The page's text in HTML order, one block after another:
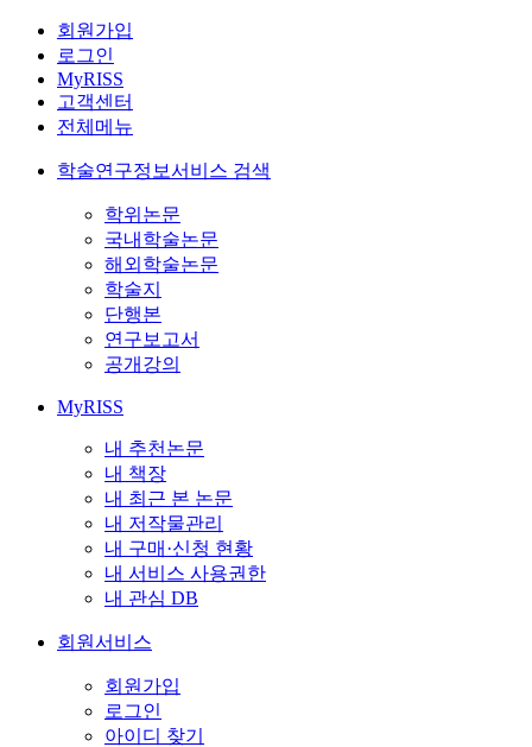
회원가입
로그인
MyRISS
고객센터
전체메뉴
학술연구정보서비스 검색
학위논문
국내학술논문
해외학술논문
학술지
단행본
연구보고서
공개강의
MyRISS
내 추천논문
내 책장
내 최근 본 논문
내 저작물관리
내 구매·신청 현황
내 서비스 사용권한
내 관심 DB
회원서비스
회원가입
로그인
아이디 찾기